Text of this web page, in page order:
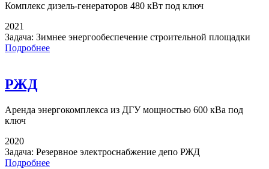
Комплекс дизель-генераторов 480 кВт под ключ
2021
Задача: Зимнее энергообеспечение строительной площадки
Подробнее
РЖД
Аренда энергокомплекса из ДГУ мощностью 600 кВа под
ключ
2020
Задача: Резервное электроснабжение депо РЖД
Подробнее